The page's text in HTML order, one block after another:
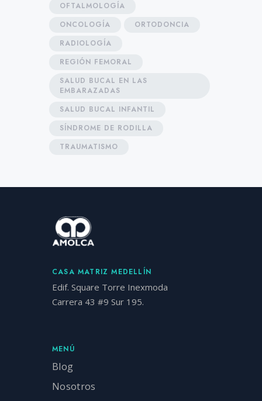
OFTALMOLOGÍA
ONCOLOGÍA
ORTODONCIA
RADIOLOGÍA
REGIÓN FEMORAL
SALUD BUCAL EN LAS
EMBARAZADAS
SALUD BUCAL INFANTIL
SÍNDROME DE RODILLA
TRAUMATISMO
CASA MATRIZ MEDELLÍN
Edif. Square Torre Inexmoda
Carrera 43 #9 Sur 195.
MENÚ
Blog
Nosotros